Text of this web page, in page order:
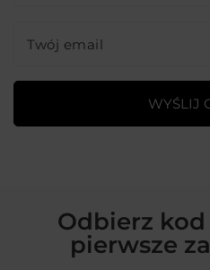
Twój email
WYŚLIJ
Odbierz kod
pierwsze